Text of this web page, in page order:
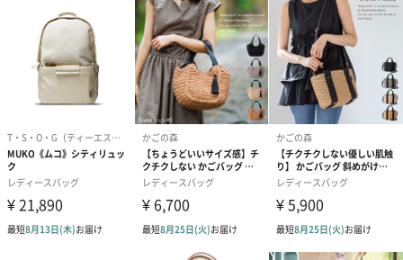
紅茶・コーヒー・スイーツを同梱してお届けいたします。ギフト
への＋αにおすすめです。
アールグレイ（HAPPY
BIRTHDAY TO YOU）
アールグレイティー
（660円）
フルーツティ
円）